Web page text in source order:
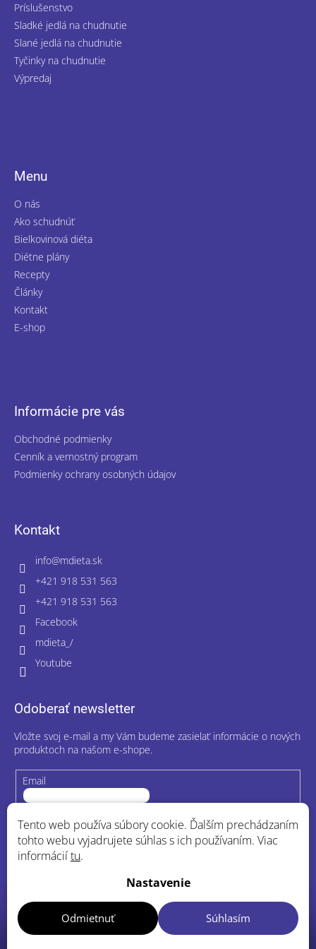
Tento web používa súbory cookie. Ďalším prechádzaním
tohto webu vyjadrujete súhlas s ich používaním. Viac
informáciítu.
Nastavenie
Odmietnuť Súhlasím
Príslušenstvo
Sladké jedlá na chudnutie
Slané jedlá na chudnutie
Tyčinky na chudnutie
Výpredaj
Menu
O nás
Ako schudnúť
Bielkovinová diéta
Diétne plány
Recepty
Články
Kontakt
E-shop
Informácie pre vás
Obchodné podmienky
Cenník a vernostný program
Podmienky ochrany osobných údajov
Kontakt
info@mdieta.sk
+421 918 531 563
+421 918 531 563
Facebook
mdieta_/
Youtube
Odoberať newsletter
Vložte svoj e-mail a my Vám budeme zasielať informácie o nových
produktoch na našom e-shope.
Email
Vložením e-mailu súhlasíte s
podmienkami ochrany osobných
údajov
Prihlásiť sa